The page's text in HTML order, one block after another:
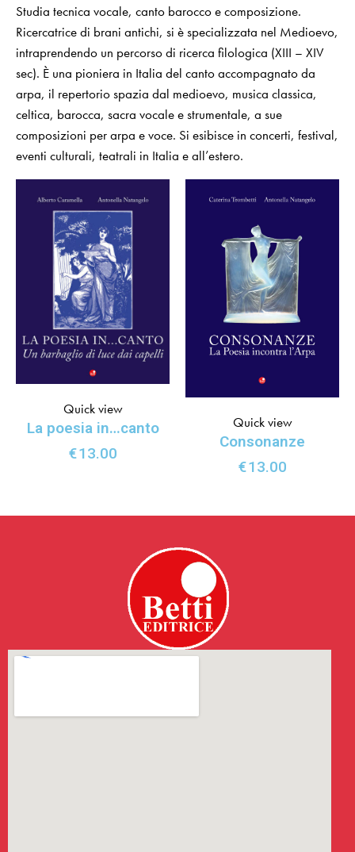
Studia tecnica vocale, canto barocco e composizione.
Ricercatrice di brani antichi, si è specializzata nel Medioevo,
intraprendendo un percorso di ricerca filologica (XIII – XIV
sec). È una pioniera in Italia del canto accompagnato da
arpa, il repertorio spazia dal medioevo, musica classica,
celtica, barocca, sacra vocale e strumentale, a sue
composizioni per arpa e voce. Si esibisce in concerti, festival,
eventi culturali, teatrali in Italia e all’estero.
La poesia in…canto
€13.00
Quick view
Consonanze
€13.00
Quick view